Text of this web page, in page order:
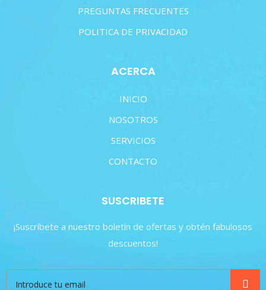
PREGUNTAS FRECUENTES
POLITICA DE PRIVACIDAD
ACERCA
INICIO
NOSOTROS
SERVICIOS
CONTACTO
SUSCRIBETE
¡Suscríbete a nuestro boletín de ofertas y obtén fabulosos
descuentos!